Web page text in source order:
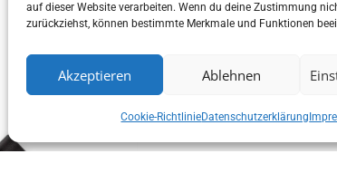
auf dieser Website verarbeiten. Wenn du deine Zustimmung
zurückziehst, können bestimmte Merkmale und Funktionen
Akzeptieren Ablehnen
Cookie-RichtlinieDatenschutzerklärung